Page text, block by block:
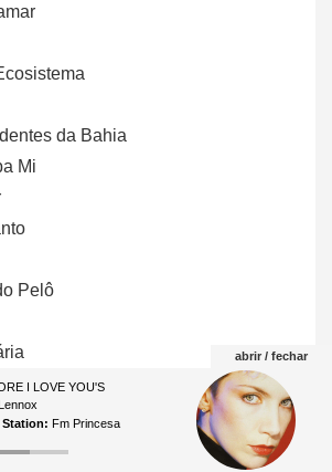
da Bahia
Mi
Pelô
Mestre Bimba
abrir / fechar
I LOVE YOU'S
Station: Fm Princesa